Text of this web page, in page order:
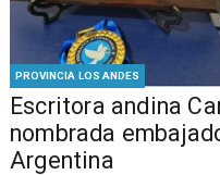
PROVINCIA LOS ANDES
Escritora andina
nombrada
Argentina